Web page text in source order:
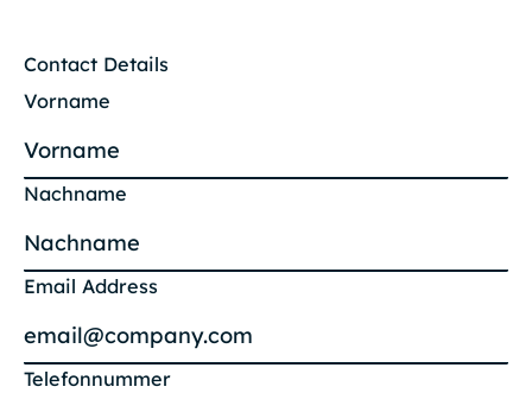
Contact Details
Vorname
Nachname
Email Address
Telefonnummer